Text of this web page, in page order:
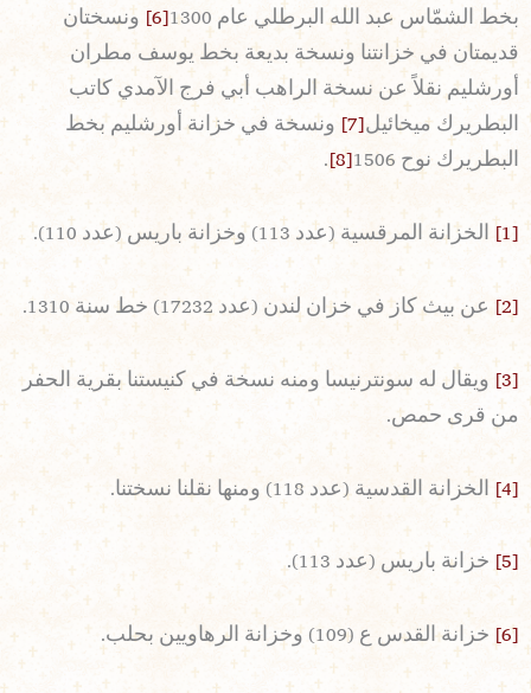
بخط الشمّاس عبد الله البرطلي عام 1300
[6]
ونسختان
قديمتان في خزانتنا ونسخة بديعة بخط يوسف مطران
أورشليم نقلاً عن نسخة الراهب أبي فرج الآمدي كاتب
البطريرك ميخائيل[7]
ونسخة في خزانة أورشليم بخط
البطريرك نوح 1506
[8]
.
[1] الخزانة المرقسية (عدد 113) وخزانة باريس (عدد 110).
[2] عن بيث كاز في خزان لندن (عدد 17232) خط سنة 1310.
[3]
ويقال له سونترنيسا ومنه نسخة في كنيستنا بقرية الحفر
من قرى حمص.
[4] الخزانة القدسية (عدد 118) ومنها نقلنا نسختنا.
[5] خزانة باريس (عدد 113).
[6] خزانة القدس ع (109) وخزانة الرهاويين بحلب.